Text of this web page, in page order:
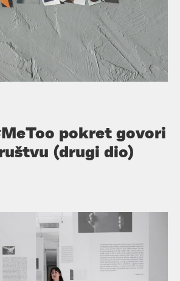
pokret govori
(drugi dio)